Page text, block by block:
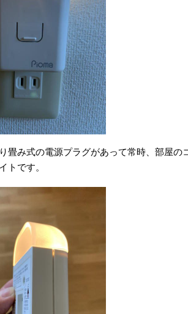
畳み式の電源プラグがあって常時、部屋の
トです。